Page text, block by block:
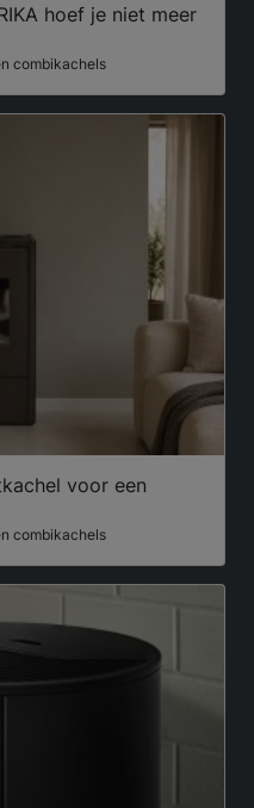
hoef je niet meer
combikachels
voor een
combikachels